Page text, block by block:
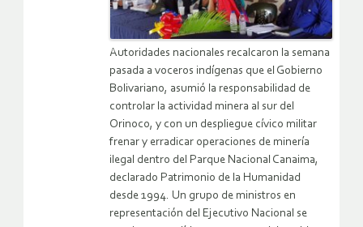
Autoridades nacionales recalcaron la semana
pasada a voceros indígenas que el Gobierno
Bolivariano, asumió la responsabilidad de
controlar la actividad minera al sur del
Orinoco, y con un despliegue cívico militar
frenar y erradicar operaciones de minería
ilegal dentro del Parque Nacional Canaima,
declarado Patrimonio de la Humanidad
desde 1994. Un grupo de ministros en
representación del Ejecutivo Nacional se